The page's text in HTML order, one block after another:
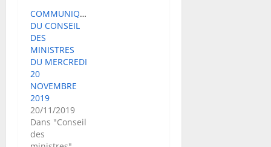
COMMUNIQUE
DU CONSEIL
DES
MINISTRES
DU MERCREDI
20
NOVEMBRE
2019
20/11/2019
Dans "Conseil
des